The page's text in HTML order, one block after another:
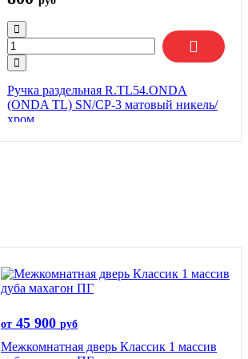
Ручка раздельная R.TL54.ONDA
(ONDA TL) SN/CP-3 матовый никель/
хром
от 45 900 руб
Межкомнатная дверь Классик 1 массив